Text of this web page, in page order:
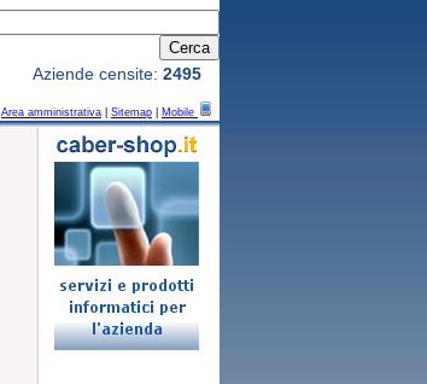
Area amministrativa Sitemap Mobile
Aziende censite: 2495